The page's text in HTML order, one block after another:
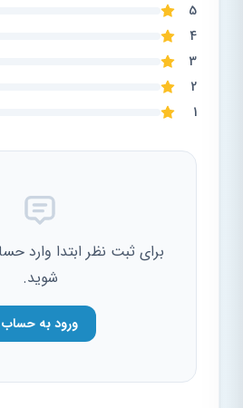
5
4
3
2
1
برای ثبت نظر ابتدا وارد
شوید.
ورود به حساب